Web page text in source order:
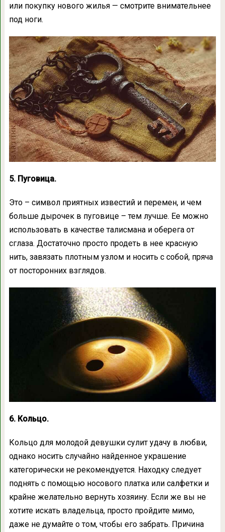
или покупку нового жилья — смотрите внимательнее
под ноги.
5. Пуговица.
Это – символ приятных известий и перемен, и чем
больше дырочек в пуговице – тем лучше. Ее можно
использовать в качестве талисмана и оберега от
сглаза. Достаточно просто продеть в нее красную
нить, завязать плотным узлом и носить с собой, пряча
от посторонних взглядов.
6. Кольцо.
Кольцо для молодой девушки сулит удачу в любви,
однако носить случайно найденное украшение
категорически не рекомендуется. Находку следует
поднять с помощью носового платка или салфетки и
крайне желательно вернуть хозяину. Если же вы не
хотите искать владельца, просто пройдите мимо,
даже не думайте о том, чтобы его забрать. Причина